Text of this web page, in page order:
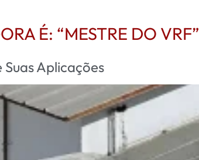
É: “MESTRE DO VRF”
Aplicações